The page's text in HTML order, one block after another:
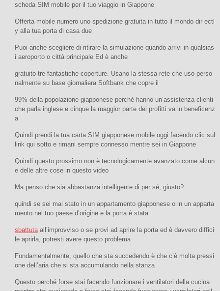
scheda SIM mobile per il tuo viaggio in Giappone
Offerta mobile numero uno spedizione gratuita in tutto il mondo dir ectl
y alla tua porta di casa due
Puoi anche scegliere di ritirare la simulazione quando arrivi in qualsias
i aeroporto o città principale Ed è anche
gratuito tre fantastiche coperture. Usano la stessa rete che uso perso
nalmente su base giornaliera Softbank che copre il
99% della popolazione giapponese perché hanno un’assistenza clienti
che parla inglese e cinque la maggior parte dei profitti va in beneficenz
a
Quindi prendi la tua carta SIM giapponese mobile oggi facendo clic sul
link qui sotto e rimani sempre connesso mentre sei in Giappone
Quindi questo prossimo non è tecnologicamente avanzato come alcun
e delle altre cose in questo video
Ma penso che sia abbastanza intelligente di per sé, giusto?
quindi se sei mai stato in un appartamento giapponese o in un apparta
mento nel tuo paese d’origine e la porta è stata
sbattutaall’improvviso o se provi ad aprire la porta ed è davvero diffici
le aprirla, potresti avere questo problema
Fondamentalmente, quello che sta succedendo è che c’è molta pressi
one dell’aria che si sta accumulando nella stanza
Questo perché forse stai facendo funzionare i ventilatori della cucina